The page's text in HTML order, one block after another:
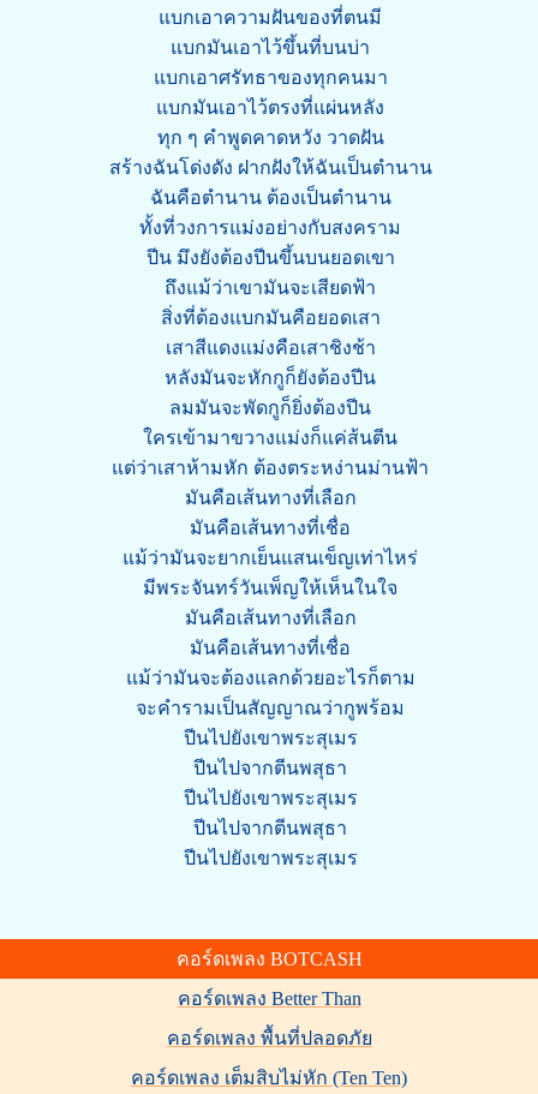
แบกเอาความฝันของที่ตนมี
แบกมันเอาไว้ขึ้นที่บนบ่า
แบกเอาศรัทธาของทุกคนมา
แบกมันเอาไว้ตรงที่แผ่นหลัง
ทุก ๆ คำพูดคาดหวัง วาดฝัน
สร้างฉันโด่งดัง ฝากฝังให้ฉันเป็นตำนาน
ฉันคือตำนาน ต้องเป็นตำนาน
ทั้งที่วงการแม่งอย่างกับสงคราม
ปีน มึงยังต้องปีนขึ้นบนยอดเขา
ถึงแม้ว่าเขามันจะเสียดฟ้า
สิ่งที่ต้องแบกมันคือยอดเสา
เสาสีแดงแม่งคือเสาชิงช้า
หลังมันจะหักกูก็ยังต้องปีน
ลมมันจะพัดกูก็ยิ่งต้องปีน
ใครเข้ามาขวางแม่งก็แค่ส้นตีน
แต่ว่าเสาห้ามหัก ต้องตระหง่านม่านฟ้า
มันคือเส้นทางที่เลือก
มันคือเส้นทางที่เชื่อ
แม้ว่ามันจะยากเย็นแสนเข็ญเท่าไหร่
มีพระจันทร์วันเพ็ญให้เห็นในใจ
มันคือเส้นทางที่เลือก
มันคือเส้นทางที่เชื่อ
แม้ว่ามันจะต้องแลกด้วยอะไรก็ตาม
จะคำรามเป็นสัญญาณว่ากูพร้อม
ปีนไปยังเขาพระสุเมร
ปีนไปจากตีนพสุธา
ปีนไปยังเขาพระสุเมร
ปีนไปจากตีนพสุธา
ปีนไปยังเขาพระสุเมร
คอร์ดเพลง BOTCASH
คอร์ดเพลง Better Than
คอร์ดเพลง พื้นที่ปลอดภัย
คอร์ดเพลง เต็มสิบไม่หัก (Ten Ten)